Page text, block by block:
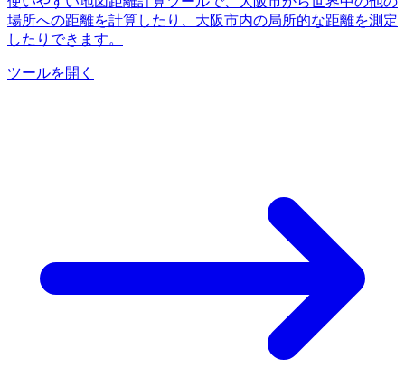
場所への距離を計算したり、大阪市内の局所的な距離を測定
したりできます。
ツールを開く